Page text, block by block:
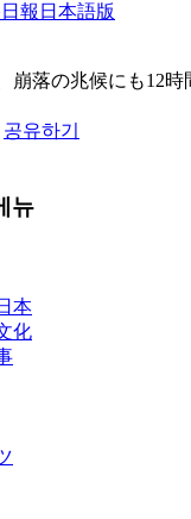
報日本語版
崩落の兆候にも12
공유하기
뉴
本
化